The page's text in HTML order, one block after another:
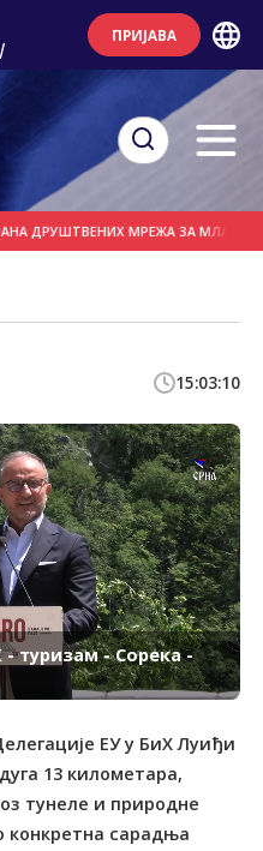
ПРИЈАВА
ДРУШТВЕНИХ МРЕЖА ЗА МЛАДЕ ОД
15:03:10
туризам - Сорека -
ЕУ у БиХ Луиђи
13 километара,
тунеле и природне
конкретна сарадња